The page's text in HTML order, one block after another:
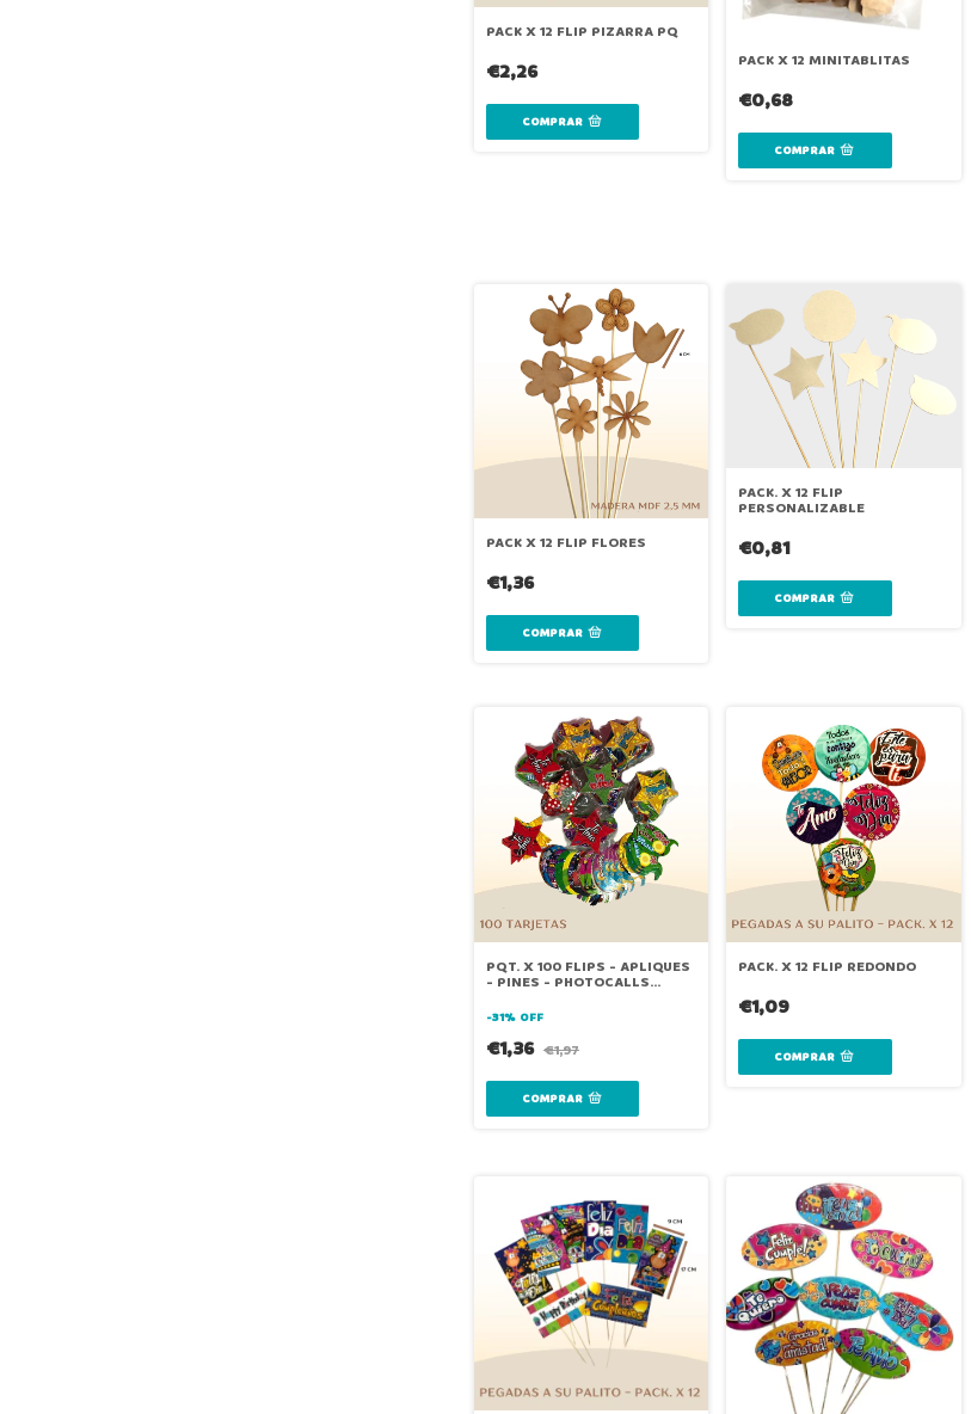
PACK X 12 FLIP PIZARRA PQ
€2,26 PACK X 12 MINITABLITAS
€0,68
PACK X 12 FLIP FLORES
€1,36
PACK. X 12 FLIP
PERSONALIZABLE
€0,81
PQT. X 100 FLIPS - APLIQUES
- PINES - PHOTOCALLS
-31% OFF
€1,36 €1,97
PACK. X 12 FLIP REDONDO
€1,09